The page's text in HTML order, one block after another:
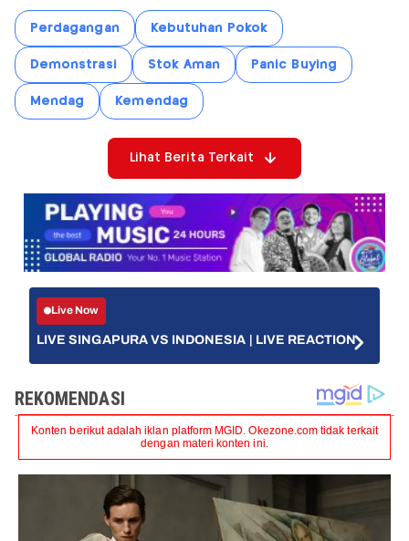
Perdagangan Kebutuhan Pokok
Demonstrasi Stok Aman Panic Buying
Mendag Kemendag
Lihat Berita Terkait
Live Now
LIVE SINGAPURA VS INDONESIA | LIVE REACTION